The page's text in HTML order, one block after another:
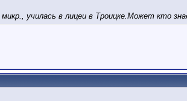
училась в лицеи в Троицке.Может кто